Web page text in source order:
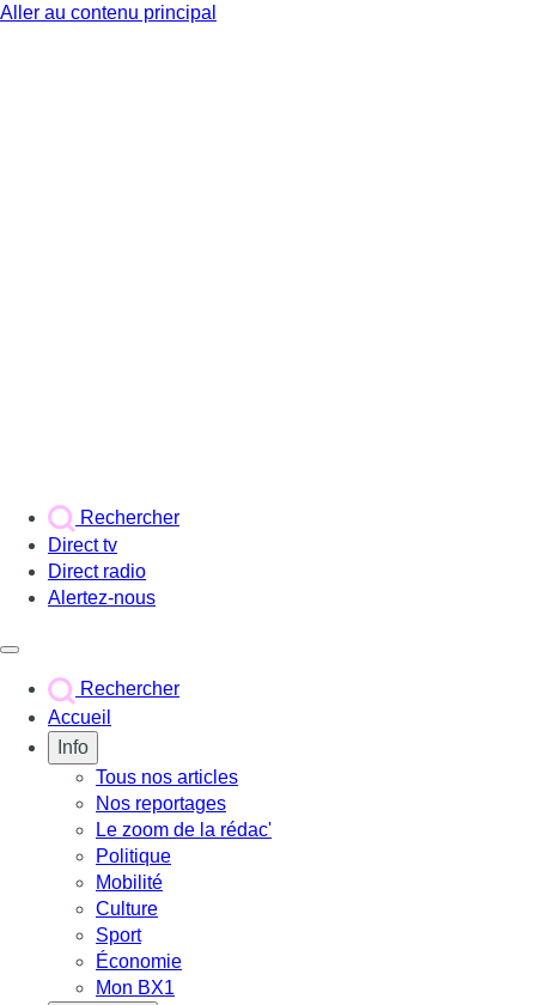
Aller au contenu principal
Rechercher
Direct tv
Direct radio
Alertez-nous
Rechercher
Accueil
Info
Tous nos articles
Nos reportages
Le zoom de la rédac'
Politique
Mobilité
Culture
Sport
Économie
Mon BX1